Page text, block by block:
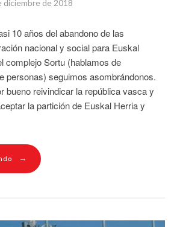
diciembre de 2018
10 años del abandono de las
nacional y social para Euskal
complejo Sortu (hablamos de
personas) seguimos asombrándonos.
bueno reivindicar la república vasca y
la partición de Euskal Herria y
→